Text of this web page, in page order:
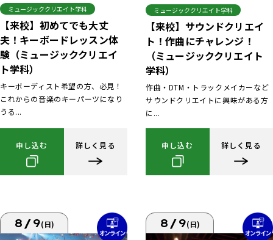
ミュージッククリエイト学科
【来校】初めてでも大丈
夫！キーボードレッスン体
験（ミュージッククリエイ
ト学科）
キーボーディスト希望の方、必見！
これからの音楽のキーパーツになり
うる...
申し込む 詳しく見る
ミュージッククリエイト学科
【来校】サウンドクリエイ
ト！作曲にチャレンジ！
（ミュージッククリエイト
学科）
作曲・DTM・トラックメイカーなど
サウンドクリエイトに興味がある方
に...
申し込む 詳しく見る
8/9(日) 8/9(日)